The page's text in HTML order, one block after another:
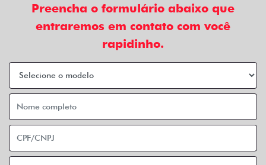
Preencha o formulário abaixo que
entraremos em contato com você
rapidinho.